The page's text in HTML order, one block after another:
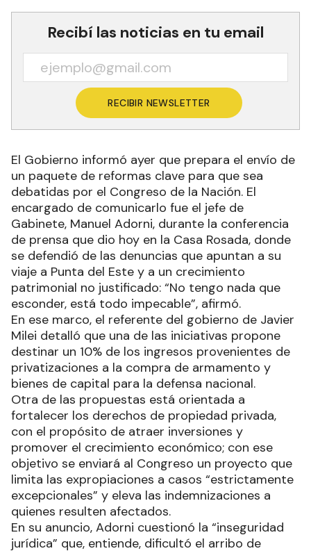
Recibí las noticias en tu email
RECIBIR NEWSLETTER
El Gobierno informó ayer que prepara el envío de
un paquete de reformas clave para que sea
debatidas por el Congreso de la Nación. El
encargado de comunicarlo fue el jefe de
Gabinete, Manuel Adorni, durante la conferencia
de prensa que dio hoy en la Casa Rosada, donde
se defendió de las denuncias que apuntan a su
viaje a Punta del Este y a un crecimiento
patrimonial no justificado: “No tengo nada que
esconder, está todo impecable”, afirmó.
En ese marco, el referente del gobierno de Javier
Milei detalló que una de las iniciativas propone
destinar un 10% de los ingresos provenientes de
privatizaciones a la compra de armamento y
bienes de capital para la defensa nacional.
Otra de las propuestas está orientada a
fortalecer los derechos de propiedad privada,
con el propósito de atraer inversiones y
promover el crecimiento económico; con ese
objetivo se enviará al Congreso un proyecto que
limita las expropiaciones a casos “estrictamente
excepcionales” y eleva las indemnizaciones a
quienes resulten afectados.
En su anuncio, Adorni cuestionó la “inseguridad
jurídica” que, entiende, dificultó el arribo de